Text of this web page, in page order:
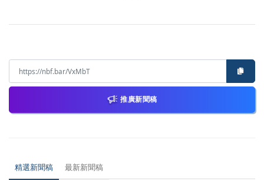
推廣新聞稿
精選新聞稿 最新新聞稿